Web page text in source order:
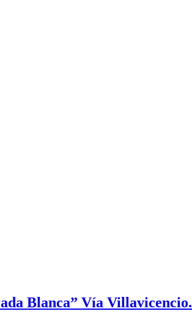
Blanca” Vía Villavicencio.